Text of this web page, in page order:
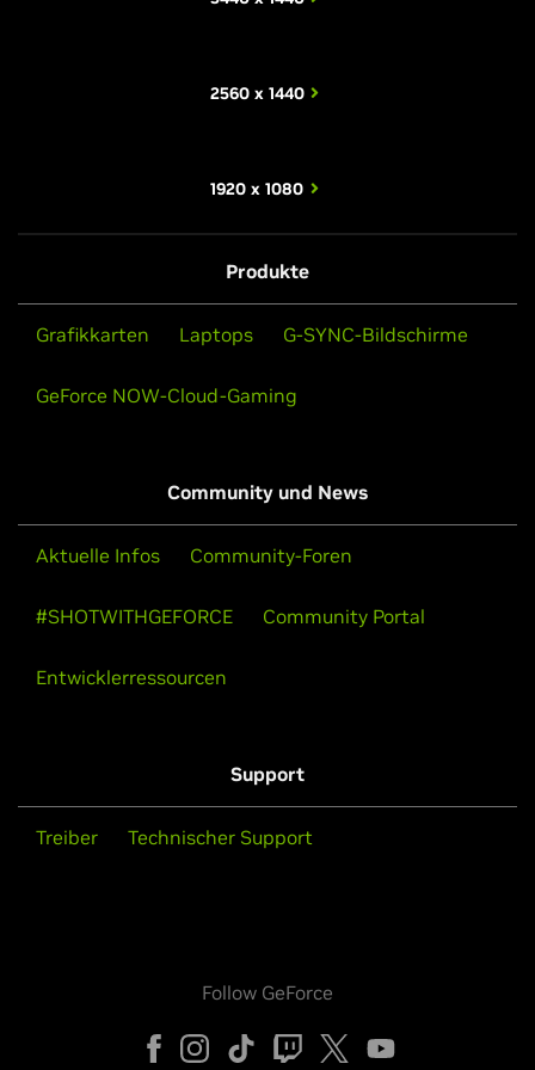
2560 x 1440
1920 x 1080
Produkte
Grafikkarten Laptops G-SYNC-Bildschirme
GeForce NOW-Cloud-Gaming
Community und News
Aktuelle Infos Community-Foren
#SHOTWITHGEFORCE Community Portal
Entwicklerressourcen
Support
Treiber Technischer Support
Follow GeForce